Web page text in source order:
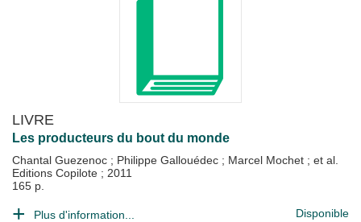
LIVRE
Les producteurs du bout du monde
Chantal Guezenoc ; Philippe Gallouédec ; Marcel Mochet ; et al.
Editions Copilote ; 2011
165 p.
Plus d'information... Disponible